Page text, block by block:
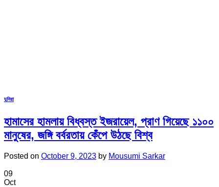
দুনিয়া
হামাসের হামলায় বিধ্বস্ত ইজরায়েল, প্রাণ গিয়েছে ১১০০
মানুষের, জঙ্গি বর্বরতায় কেঁপে উঠছে বিশ্ব
Posted on October 9, 2023 by Mousumi Sarkar
09
Oct